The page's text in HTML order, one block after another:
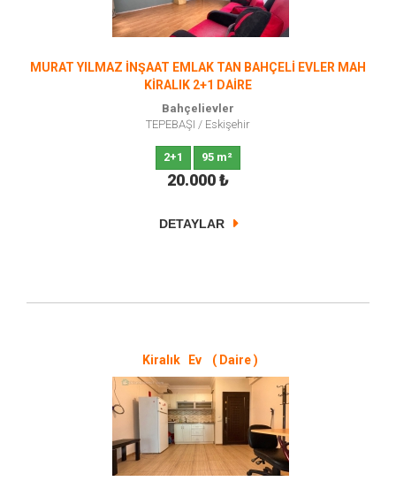
MURAT YILMAZ İNŞAAT EMLAK TAN BAHÇELİ EVLER MAH
KİRALIK 2+1 DAİRE
Bahçelievler
TEPEBAŞI / Eskişehir
2+1 95 m²
20.000₺
DETAYLAR
Kiralık Ev ( Daire )